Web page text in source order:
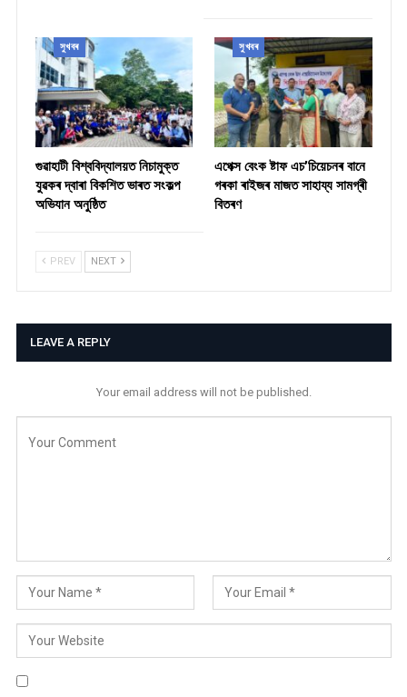
সুখবৰ
গুৱাহাটী বিশ্ববিদ্যালয়ত নিচামুক্ত
যুৱকৰ দ্বাৰা বিকশিত ভাৰত সংকল্প
অভিযান অনুষ্ঠিত
সুখবৰ
​এপেক্স বেংক ষ্টাফ এচ’চিয়েচনৰ বানে
গৰকা ৰাইজৰ মাজত সাহায্য সামগ্ৰী
বিতৰণ ​
PREV NEXT
LEAVE A REPLY
Your email address will not be published.